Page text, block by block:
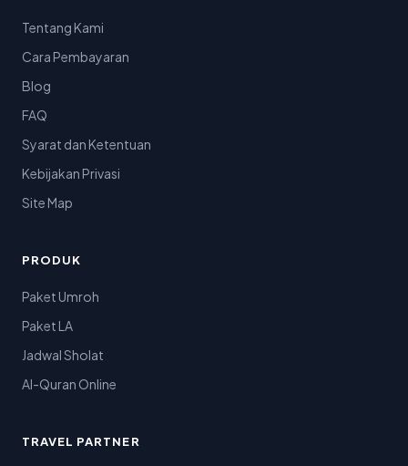
Tentang Kami
Cara Pembayaran
Blog
FAQ
Syarat dan Ketentuan
Kebijakan Privasi
Site Map
PRODUK
Paket Umroh
Paket LA
Jadwal Sholat
Al-Quran Online
TRAVEL PARTNER